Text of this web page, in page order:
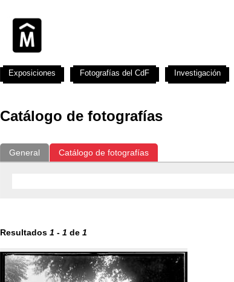
Catálogo de fotografías
General Catálogo de fotografías
Resultados 1 - 1 de 1
Exposiciones Fotografías del CdF Investigación